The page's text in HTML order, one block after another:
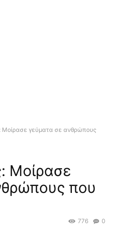
Μοίρασε γεύματα σε ανθρώπους
Μοίρασε
που
0
776